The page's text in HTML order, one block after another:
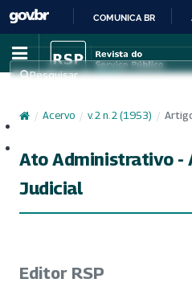
IR
COMUNICA BR
Pesquisar
/ Acervo / v. 2 n. 2 (1953) /
Ato Administrativo -
Judicial
Editor RSP